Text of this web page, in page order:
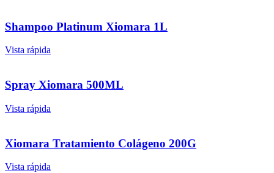
Shampoo Platinum Xiomara 1L
Vista rápida
Spray Xiomara 500ML
Vista rápida
Xiomara Tratamiento Colágeno 200G
Vista rápida